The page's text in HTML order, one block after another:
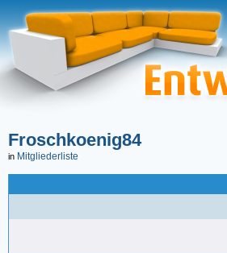
Froschkoenig84
in Mitgliederliste